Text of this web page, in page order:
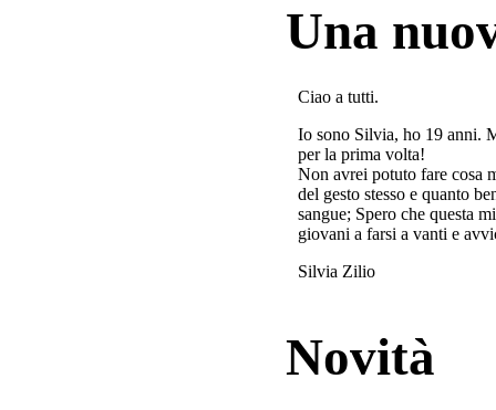
Una
Ciao a tutti.
Io sono Silvia, ho 19 anni.
per la prima volta!
Non avrei potuto fare cosa
del gesto stesso e quanto
sangue; Spero che questa
giovani a farsi a vanti e
Silvia Zilio
Novità